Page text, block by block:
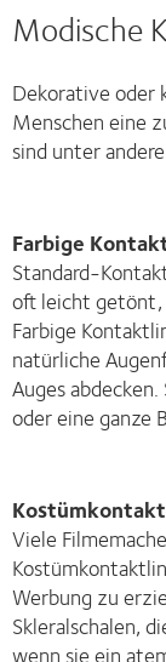
Modische
Dekorative oder
Menschen eine
sind unter
Farbige
Standard-
oft leicht getönt,
Farbige
natürliche
Auges
oder eine ganze
Viele
Werbung zu
Skleralschalen,
wenn sie ein